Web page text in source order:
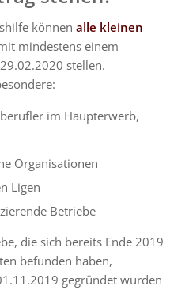
könnenalle kleinen
mindestens einem
stellen.
im Haupterwerb,
Organisationen
Ligen
Betriebe
die sich bereits Ende 2019
befunden haben,
gegründet wurden